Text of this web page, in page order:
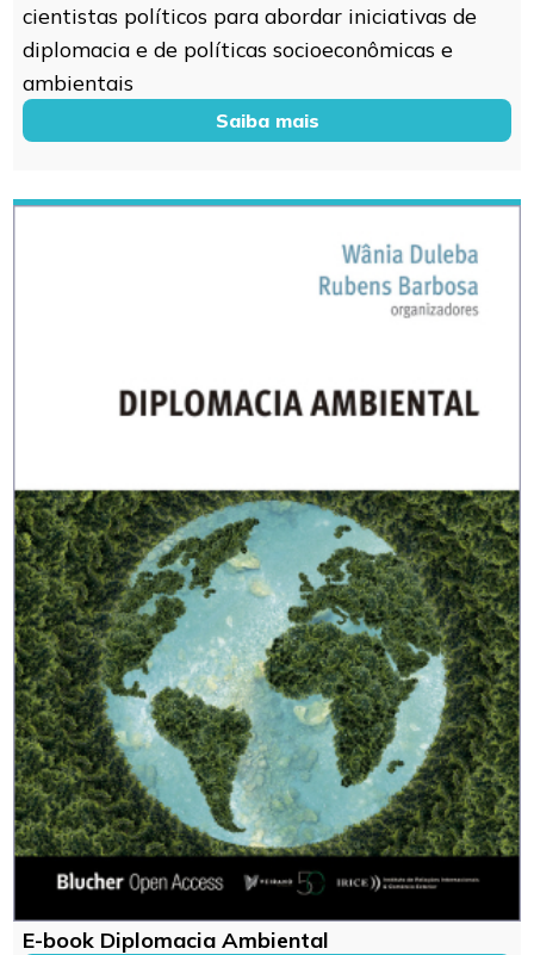
cientistas políticos para abordar iniciativas de
diplomacia e de políticas socioeconômicas e
ambientais
Saiba mais
E-book Diplomacia Ambiental